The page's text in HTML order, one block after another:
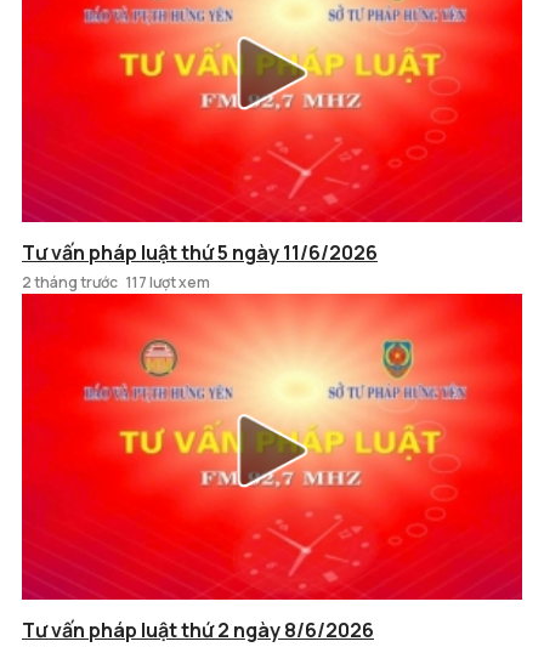
Tư vấn pháp luật thứ 5 ngày 11/6/2026
2 tháng trước 117 lượt xem
Tư vấn pháp luật thứ 2 ngày 8/6/2026